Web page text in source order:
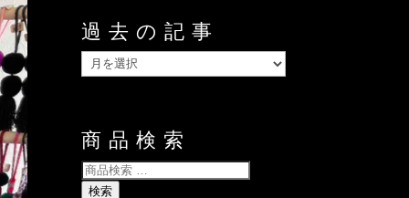
過去の記事
過
去
事
商品検索
検
索検索